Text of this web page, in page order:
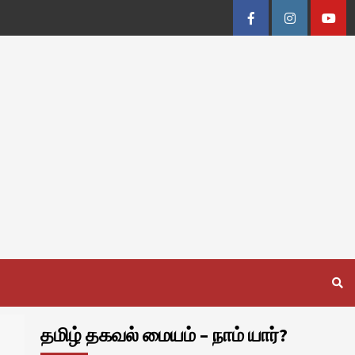
FacebookInstagram
தமிழ் தகவல் மையம் – நாம் யார்?